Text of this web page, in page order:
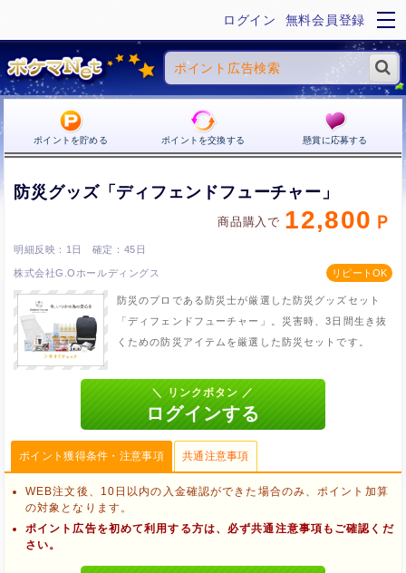
ログイン 無料会員登録
ポイントを貯める ポイントを交換する 懸賞に応募する
防災グッズ「ディフェンドフューチャー」
商品購入で 12,800
1日 45日
株式会社G.Oホールディングス
防災のプロである防災士が厳選した防災グッズセット
「ディフェンドフューチャー」。災害時、3日間生き抜
くための防災アイテムを厳選した防災セットです。
ポイント獲得条件・注意事項 共通注意事項
WEB注文後、10日以内の入金確認ができた場合のみ、ポイント加算
の対象となります。
ポイント広告を初めて利用する方は、必ず共通注意事項もご確認くだ
さい。